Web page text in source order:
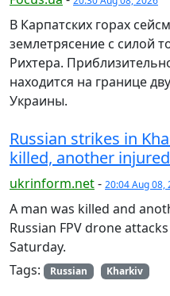
В Карпатских горах
землетрясение с силой
Рихтера.
находится на границе
Украины.
Russian strikes in
killed, another injured
ukrinform.net- 20:04 Aug 08,
A man was killed and
Russian FPV drone
Saturday.
Tags:
Russian Kharkiv